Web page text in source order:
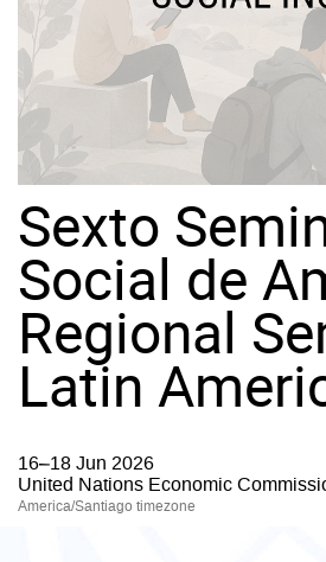
Sexto
Social de
Regional
Latin
16–18 Jun 2026
United Nations Economic
America/Santiago timezone